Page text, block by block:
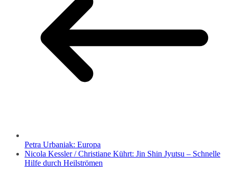
Petra Urbaniak: Europa
Nicola Kessler / Christiane Kührt: Jin Shin Jyutsu – Schnelle
Hilfe durch Heilströmen